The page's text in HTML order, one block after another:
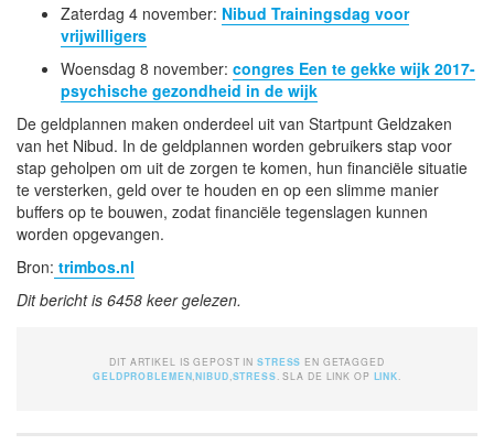
Zaterdag 4 november: Nibud Trainingsdag voor
vrijwilligers
Woensdag 8 november: congres Een te gekke wijk 2017-
psychische gezondheid in de wijk
De geldplannen maken onderdeel uit van Startpunt Geldzaken
van het Nibud. In de geldplannen worden gebruikers stap voor
stap geholpen om uit de zorgen te komen, hun financiële situatie
te versterken, geld over te houden en op een slimme manier
buffers op te bouwen, zodat financiële tegenslagen kunnen
worden opgevangen.
Bron: trimbos.nl
Dit bericht is 6458 keer gelezen.
DIT ARTIKEL IS GEPOST INSTRESS EN GETAGGED
GELDPROBLEMEN ,NIBUD STRESS . SLA DE LINK OP LINK